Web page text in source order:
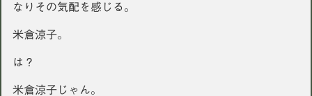
なりその気配を感じる。
米倉涼子。
は？
米倉涼子じゃん。